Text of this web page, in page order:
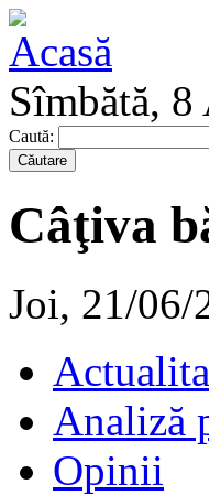
Sîmbătă,
Caută:
Câţiva
Joi, 21/06/
Analiză
Opinii